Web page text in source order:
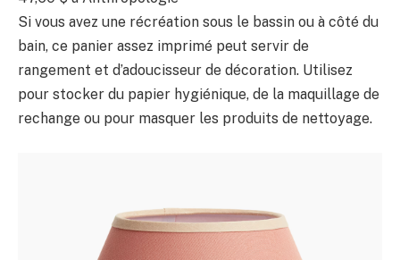
Si vous avez une récréation sous le bassin ou à côté du
bain, ce panier assez imprimé peut servir de
rangement et d’adoucisseur de décoration. Utilisez
pour stocker du papier hygiénique, de la maquillage de
rechange ou pour masquer les produits de nettoyage.